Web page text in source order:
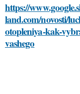
https://
land.com/novosti/
otopleniya-kak-
vashego